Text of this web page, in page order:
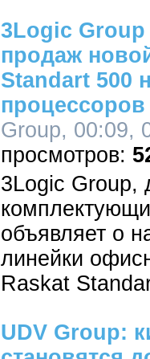
3Logic Group
продаж
Standart 500
Group, 00:09,
3Logic Group,
объявляет о
линейки
Raskat
UDV Group: